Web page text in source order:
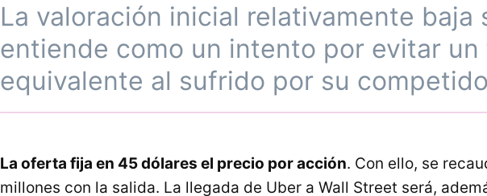
La valoración inicial relativamente baja
entiende como un intento por evitar un
equivalente al sufrido por su
La oferta fija en 45 dólares el precio por acción. Con ello, se
millones con la salida. La llegada de Uber a Wall Street será,